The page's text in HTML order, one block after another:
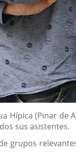
Hípica (Pinar de
sus asistentes.
grupos